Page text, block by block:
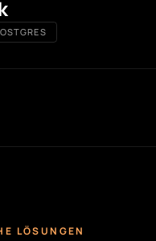
LÖSUNGEN